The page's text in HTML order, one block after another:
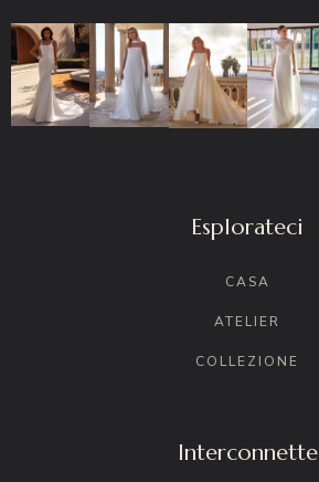
Esplorateci
CASA
ATELIER
COLLEZIONE
Interconnette